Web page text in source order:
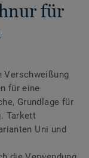
für
Verschweißung
für eine
Grundlage für
Tarkett
Uni und